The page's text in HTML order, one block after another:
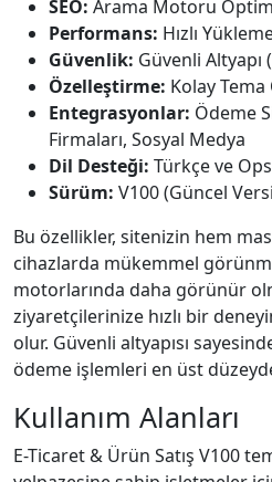
SEO: Arama Motoru
Performans: Hızlı
Güvenlik: Güvenli
Özelleştirme: Kolay
Entegrasyonlar: Ödeme
Firmaları, Sosyal Medya
Dil Desteği: Türkçe ve
Sürüm: V100 (Güncel
Bu özellikler, sitenizin hem
cihazlarda mükemmel
motorlarında daha görünür
ziyaretçilerinize hızlı bir
olur. Güvenli altyapısı
ödeme işlemleri en üst
Kullanım Alanları
E-Ticaret & Ürün Satış V100